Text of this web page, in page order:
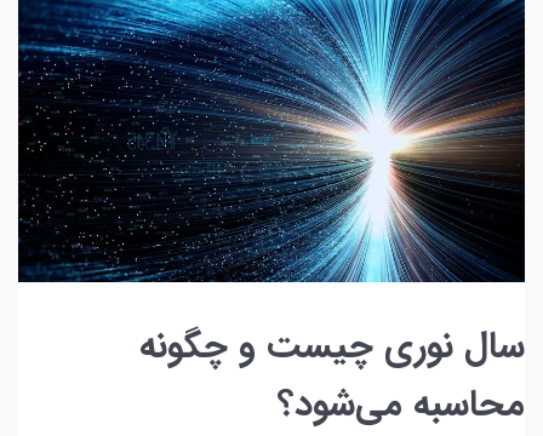
سال نوری چیست و چگونه
محاسبه می‌شود؟